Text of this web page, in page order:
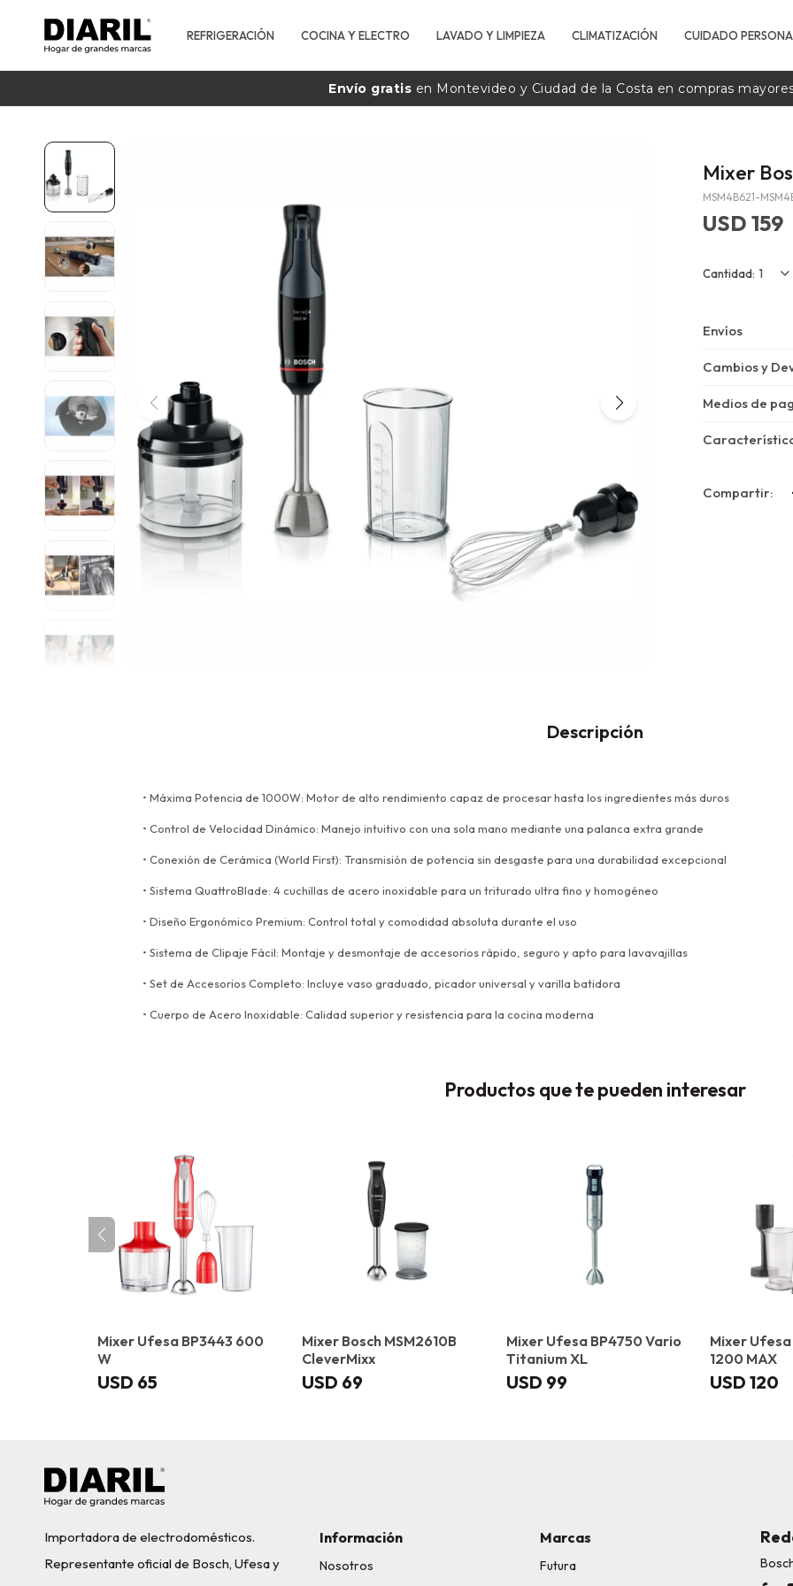
REFRIGERACIÓN COCINA Y ELECTRO LAVADO Y LIMPIEZA CLIMATIZACIÓN CUIDADO
Envío gratis en Montevideo y Ciudad de la Costa en compras
Mixer
MSM4B621-
USD 159
1
Envíos
Cambios y
Medios de
Descripción
• Máxima Potencia de 1000W: Motor de alto rendimiento capaz de procesar hasta los ingredientes más duros
• Control de Velocidad Dinámico: Manejo intuitivo con una sola mano mediante una palanca extra grande
• Conexión de Cerámica (World First): Transmisión de potencia sin desgaste para una durabilidad excepcional
• Sistema QuattroBlade: 4 cuchillas de acero inoxidable para un triturado ultra fino y homogéneo
• Diseño Ergonómico Premium: Control total y comodidad absoluta durante el uso
• Sistema de Clipaje Fácil: Montaje y desmontaje de accesorios rápido, seguro y apto para lavavajillas
• Set de Accesorios Completo: Incluye vaso graduado, picador universal y varilla batidora
• Cuerpo de Acero Inoxidable: Calidad superior y resistencia para la cocina moderna
Productos que te pueden interesar
Mixer Ufesa BP3443 600
W
USD 65
Mixer Bosch MSM2610B
CleverMixx
USD 69
Mixer Ufesa BP4750 Vario
Titanium XL
USD 99
Mixer
1200 MAX
USD 120
Importadora de electrodomésticos.
Representante oficial de Bosch, Ufesa y
Marcas
Futura
Información
Nosotros